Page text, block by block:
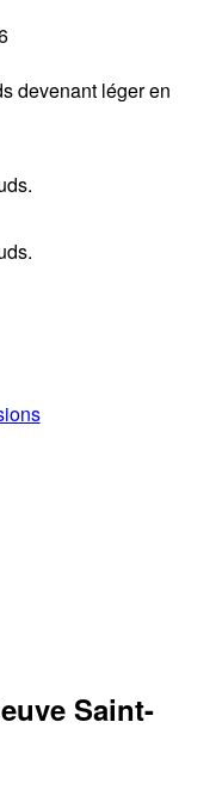
devenant léger en
Saint-